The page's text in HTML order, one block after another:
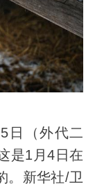
日（外代二
是1月4日在
。新华社/卫